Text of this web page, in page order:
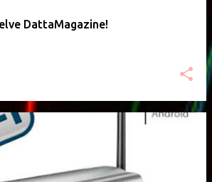
DattaMagazine!